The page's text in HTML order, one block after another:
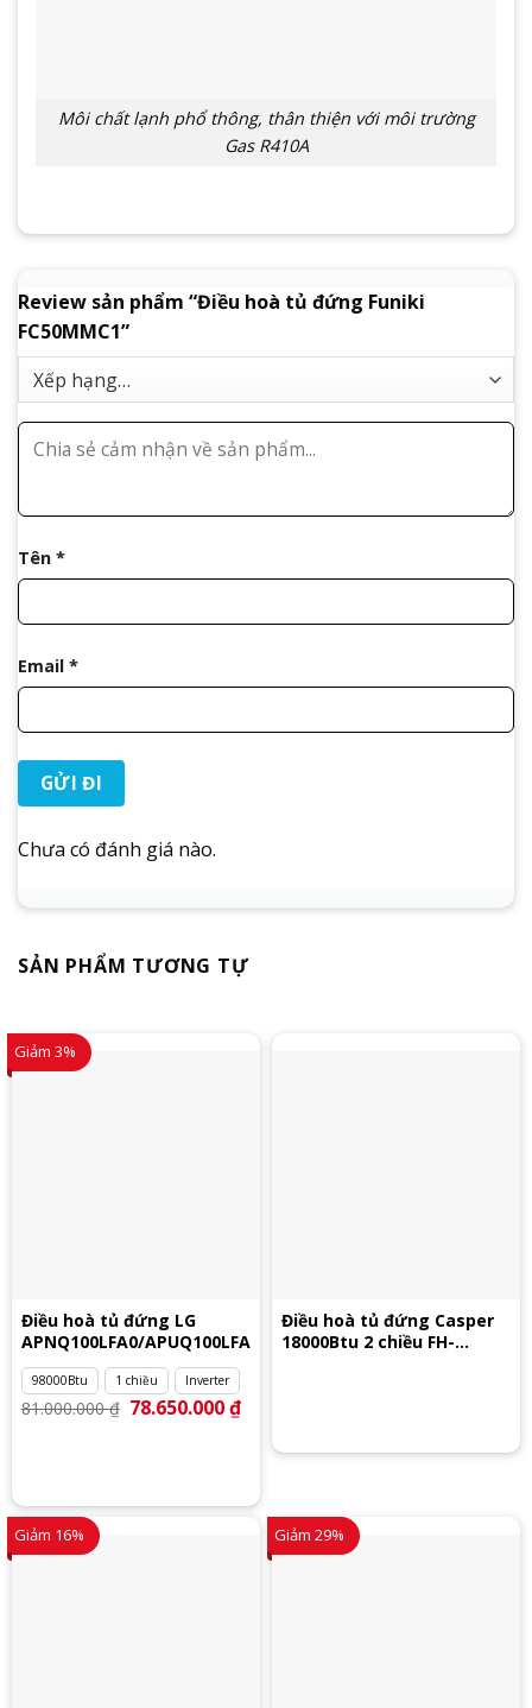
Môi chất lạnh phổ thông, thân thiện với môi trường
Gas R410A
Review sản phẩm “Điều hoà tủ đứng Funiki
FC50MMC1”
Tên *
Email *
Chưa có đánh giá nào.
SẢN PHẨM TƯƠNG TỰ
Giảm 3%
Điều hoà tủ đứng LG
APNQ100LFA0/APUQ100LFA0
98000Btu 1 chiều Inverter
81.000.000₫ Giá
gốc
78.650.000₫Giá
Điều hoà tủ đứng Casper
18000Btu 2 chiều FH-
Giảm 16% Giảm 29%